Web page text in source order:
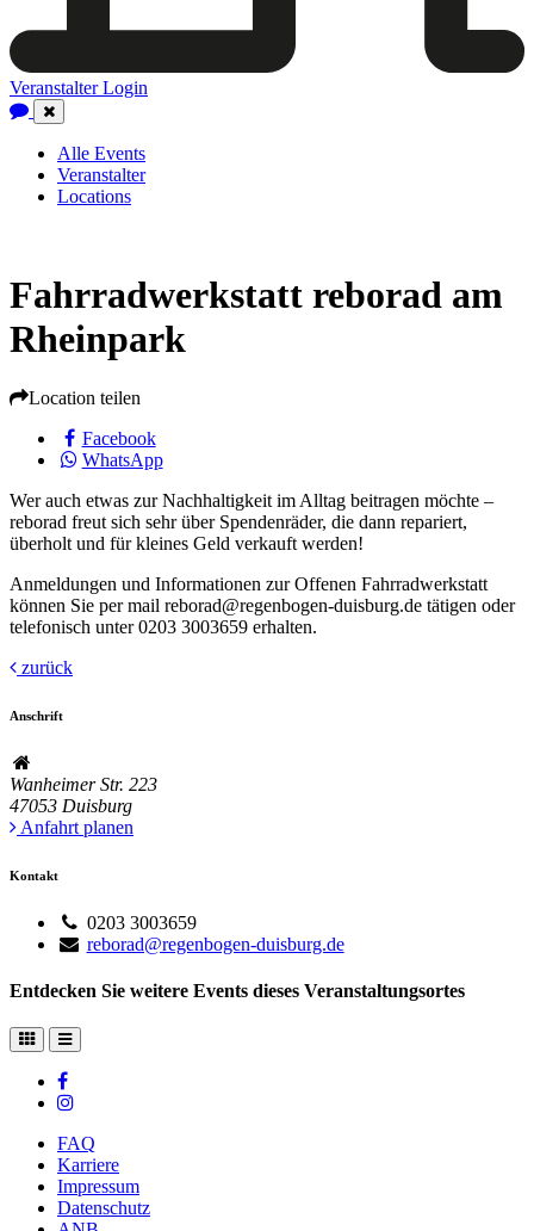
Veranstalter Login
Close
Navigation
Alle Events
Veranstalter
Locations
Fahrradwerkstatt reborad am
Rheinpark
Location teilen
Facebook
WhatsApp
Wer auch etwas zur Nachhaltigkeit im Alltag beitragen möchte –
reborad freut sich sehr über Spendenräder, die dann repariert,
überholt und für kleines Geld verkauft werden!
Anmeldungen und Informationen zur Offenen Fahrradwerkstatt
können Sie per mail reborad@regenbogen-duisburg.de tätigen oder
telefonisch unter 0203 3003659 erhalten.
zurück
Anschrift
Wanheimer Str. 223
47053 Duisburg
Anfahrt planen
Kontakt
0203 3003659
reborad@regenbogen-duisburg.de
Entdecken Sie weitere Events dieses Veranstaltungsortes
FAQ
Karriere
Impressum
Datenschutz